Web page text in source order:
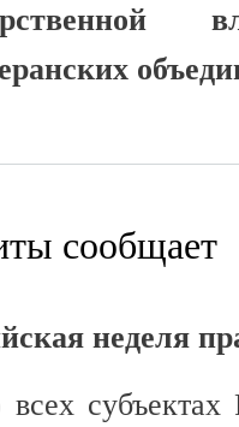
сообщает
неделя
субъектах